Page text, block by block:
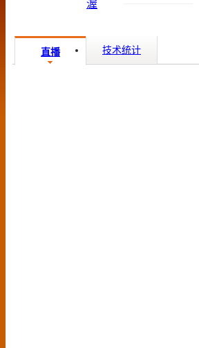
直播 技术统计